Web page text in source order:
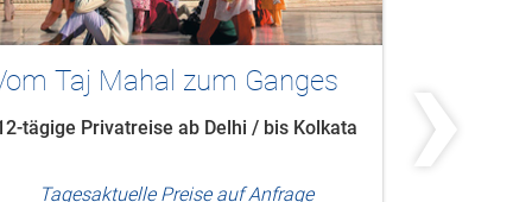
& Heiliger
ab/bis Delhi
›